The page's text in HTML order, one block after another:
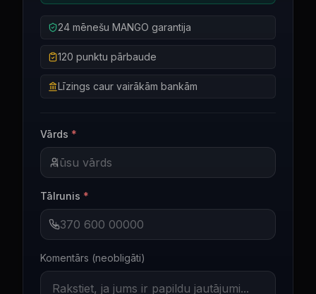
24 mēnešu MANGO garantija
120 punktu pārbaude
Līzings caur vairākām bankām
Vārds *
Tālrunis *
Komentārs (neobligāti)